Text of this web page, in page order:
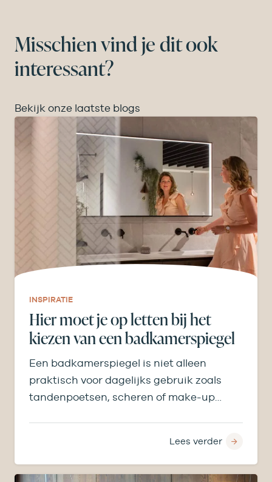
Misschien vind je dit ook
interessant?
Bekijk onze laatste blogs
INSPIRATIE
Hier moet je op letten bij het
kiezen van een badkamerspiegel
Een badkamerspiegel is niet alleen
praktisch voor dagelijks gebruik zoals
tandenpoetsen, scheren of make-up
Lees verder